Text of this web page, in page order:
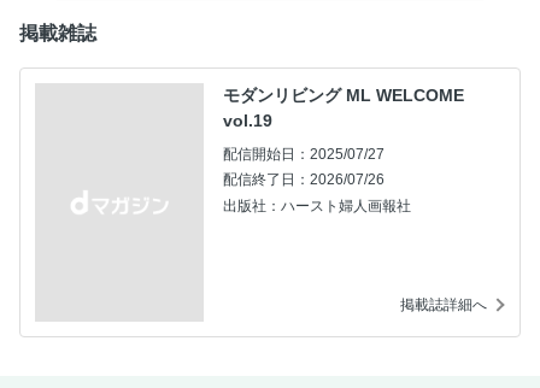
掲載雑誌
モダンリビング ML WELCOME
vol.19
配信開始日：2025/07/27
配信終了日：2026/07/26
出版社：ハースト婦人画報社
掲載誌詳細へ